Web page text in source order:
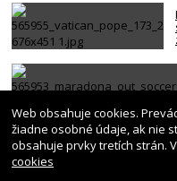
Web obsahuje cookies.
žiadne osobné údaje, ak nie
obsahuje prvky tretích strán.
cookies